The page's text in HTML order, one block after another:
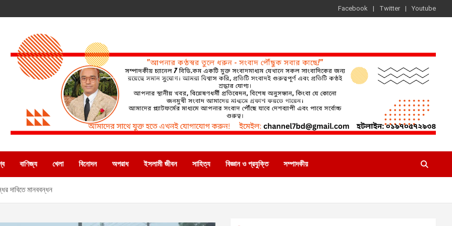
Facebook Twitter Youtube
বাণিজ্য খেলা বিনোদন অপরাধ ইসলামী জীবন সাহিত্য বিজ্ঞান ও প্রযুক্তি সম্পাদকীয়
দাবিতে মানববন্ধন